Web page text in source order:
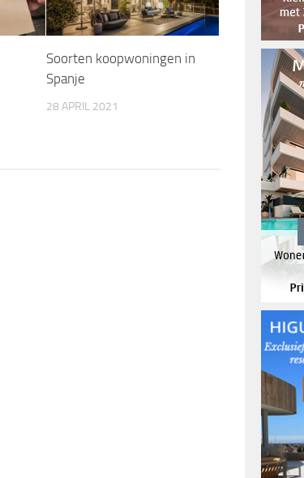
Soorten koopwoningen in
Spanje
28 APRIL 2021